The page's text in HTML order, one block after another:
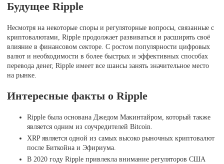
Будущее Ripple
Несмотря на некоторые споры и регуляторные вопросы, связанные с
криптовалютами, Ripple продолжает развиваться и расширять своё
влияние в финансовом секторе. С ростом популярности цифровых
валют и необходимости в более быстрых и эффективных способах
перевода денег, Ripple имеет все шансы занять значительное место
на рынке.
Интересные факты о Ripple
Ripple была основана Джедом Макинтайром, который также
является одним из соучредителей Bitcoin.
XRP является одной из самых высоко рыночных криптовалют
после Биткойна и Эфириума.
В 2020 году Ripple привлекла внимание регуляторов США